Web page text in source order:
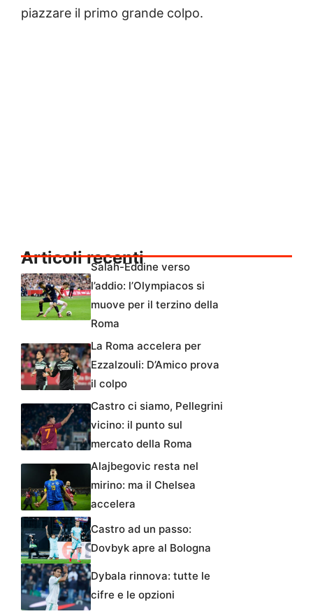
piazzare il primo grande colpo.
Articoli recenti
Salah-Eddine verso
l’addio: l’Olympiacos si
muove per il terzino della
Roma
La Roma accelera per
Ezzalzouli: D’Amico prova
il colpo
Castro ci siamo, Pellegrini
vicino: il punto sul
mercato della Roma
Alajbegovic resta nel
mirino: ma il Chelsea
accelera
Castro ad un passo:
Dovbyk apre al Bologna
Dybala rinnova: tutte le
cifre e le opzioni